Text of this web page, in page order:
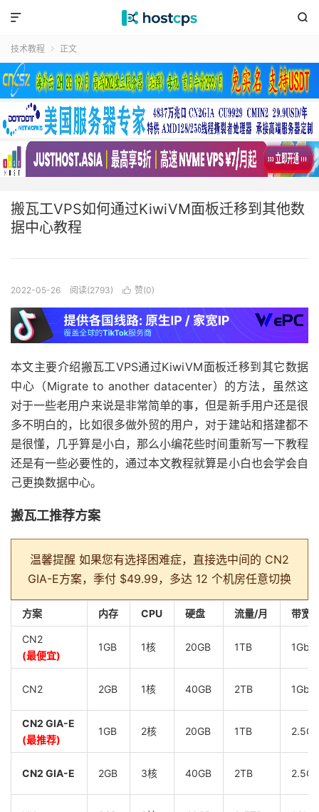


技术教程  正文
搬瓦工VPS如何通过KiwiVM面板迁移到其他数
据中心教程
2022-05-26 阅读(2793)  赞(0)
本文主要介绍搬瓦工VPS通过KiwiVM面板迁移到其它数据
中心（Migrate to another datacenter）的方法，虽然这
对于一些老用户来说是非常简单的事，但是新手用户还是很
多不明白的，比如很多做外贸的用户，对于建站和搭建都不
是很懂，几乎算是小白，那么小编花些时间重新写一下教程
还是有一些必要性的，通过本文教程就算是小白也会学会自
己更换数据中心。
搬瓦工推荐方案
温馨提醒 如果您有选择困难症，直接选中间的 CN2
GIA-E方案，季付 $49.99，多达 12 个机房任意切换
方案 内存 CPU 硬盘 流量/月 带宽
CN2
(最便宜)
1GB 1核 20GB 1TB
CN2 2GB 1核 40GB 2TB
CN2 GIA-E
(最推荐)
1GB 2核 20GB 1TB
CN2 GIA-E 2GB 3核 40GB 2TB